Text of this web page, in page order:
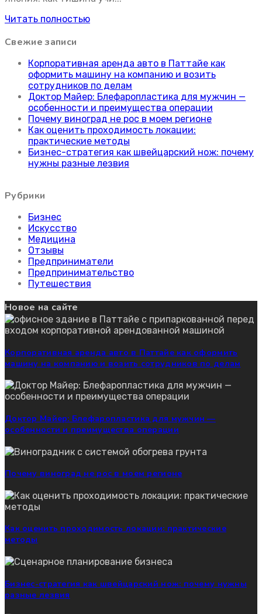
Читать полностью
Свежие записи
Корпоративная аренда авто в Паттайе как
оформить машину на компанию и возить
сотрудников по делам
Доктор Майер: Блефаропластика для мужчин —
особенности и преимущества операции
Почему виноград не рос в моем регионе
Как оценить проходимость локации:
практические методы
Бизнес-стратегия как швейцарский нож: почему
нужны разные лезвия
Рубрики
Бизнес
Искусство
Медицина
Отзывы
Предприниматели
Предпринимательство
Путешествия
Новое на сайте
Корпоративная аренда авто в Паттайе как оформить
машину на компанию и возить сотрудников по делам
Доктор Майер: Блефаропластика для мужчин —
особенности и преимущества операции
Почему виноград не рос в моем регионе
Как оценить проходимость локации: практические
методы
Бизнес-стратегия как швейцарский нож: почему нужны
разные лезвия